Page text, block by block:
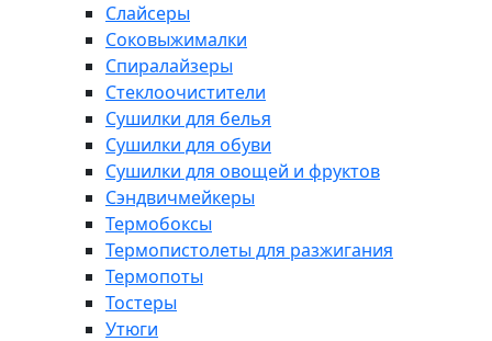
Слайсеры
Соковыжималки
Спиралайзеры
Стеклоочистители
Сушилки для белья
Сушилки для обуви
Сушилки для овощей и фруктов
Сэндвичмейкеры
Термобоксы
Термопистолеты для разжигания
Термопоты
Тостеры
Утюги